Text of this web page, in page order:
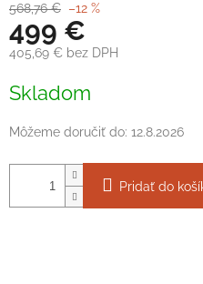
568,76 € –12 %
499 €
405,69 € bez DPH
cena:
Skladom
Môžeme doručiť do: 12.8.2026
Pridať do